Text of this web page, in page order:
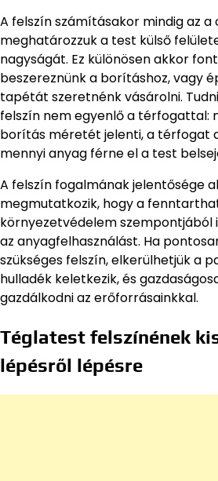
A felszín számításakor mindig az a
meghatározzuk a test külső
nagyságát. Ez különösen akkor
beszereznünk a borításhoz, vagy
tapétát szeretnénk vásárolni.
felszín nem egyenlő a térfogattal:
borítás méretét jelenti, a térfogat
mennyi anyag férne el a test
A felszín fogalmának jelentősége
megmutatkozik, hogy a
környezetvédelem szempontjából
az anyagfelhasználást. Ha
szükséges felszín, elkerülhetjük a
hulladék keletkezik, és
gazdálkodni az erőforrásainkkal.
Téglatest felszínének
lépésről lépésre